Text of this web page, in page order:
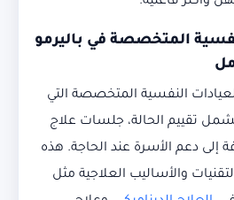
المتخصصة في باليرمو
النفسية المتخصصة التي
تقييم الحالة، جلسات علاج
إلى دعم الأسرة عند الحاجة. هذه
والأساليب العلاجية مثل